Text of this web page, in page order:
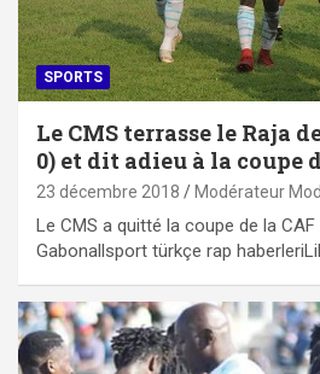
SPORTS
Le CMS terrasse le Raja
0) et dit adieu à la coupe
23 décembre 2018 Modérateur
Le CMS a quitté la coupe de la
Gabonallsport türkçe rap